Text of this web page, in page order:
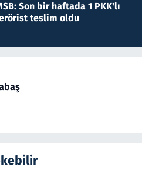
Son bir haftada 1 PKK'lı
teslim oldu